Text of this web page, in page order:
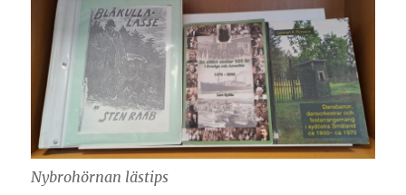
Nybrohörnan lästips